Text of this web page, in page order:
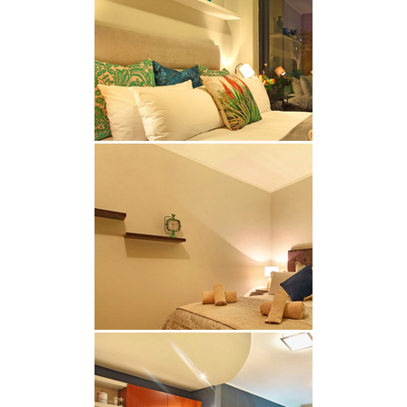
Cape Quarter. Bewohner und Gäste haben Zugang
zu einer Vielzahl von Einrichtungen, darunter ein
voll ausgestattetes Fitnessstudio, ein Hallenbad,
ein hauseigenes Restaurant, ein Spa und ein 24-
Stunden-Sicherheitsdienst.
LAGE & SEHENSWÜRDIGKEITEN
De Waterkant, eingebettet zwischen dem
historischen Bo-Kaap und der pulsierenden V&A
Kapstadts und bietet eine beeindruckende
Auswahl an Boutiquen, Restaurants, Cafés und
Ausgehmöglichkeiten.